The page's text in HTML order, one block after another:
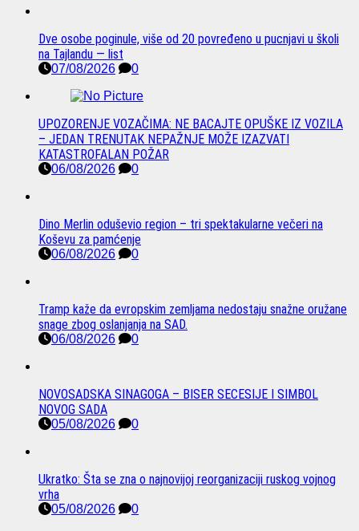
Dve osobe poginule, više od 20 povređeno u pucnjavi u školi
na Tajlandu — list
07/08/2026 0
UPOZORENJE VOZAČIMA: NE BACAJTE OPUŠKE IZ VOZILA
– JEDAN TRENUTAK NEPAŽNJE MOŽE IZAZVATI
KATASTROFALAN POŽAR
06/08/2026 0
Dino Merlin oduševio region – tri spektakularne večeri na
Koševu za pamćenje
06/08/2026 0
Tramp kaže da evropskim zemljama nedostaju snažne oružane
snage zbog oslanjanja na SAD.
06/08/2026 0
NOVOSADSKA SINAGOGA – BISER SECESIJE I SIMBOL
NOVOG SADA
05/08/2026 0
Ukratko: Šta se zna o najnovijoj reorganizaciji ruskog vojnog
vrha
05/08/2026 0